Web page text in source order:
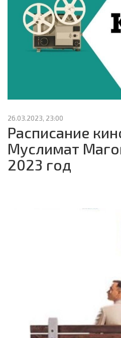
26.03.2023, 23:00
Расписание
Муслимат
2023 год